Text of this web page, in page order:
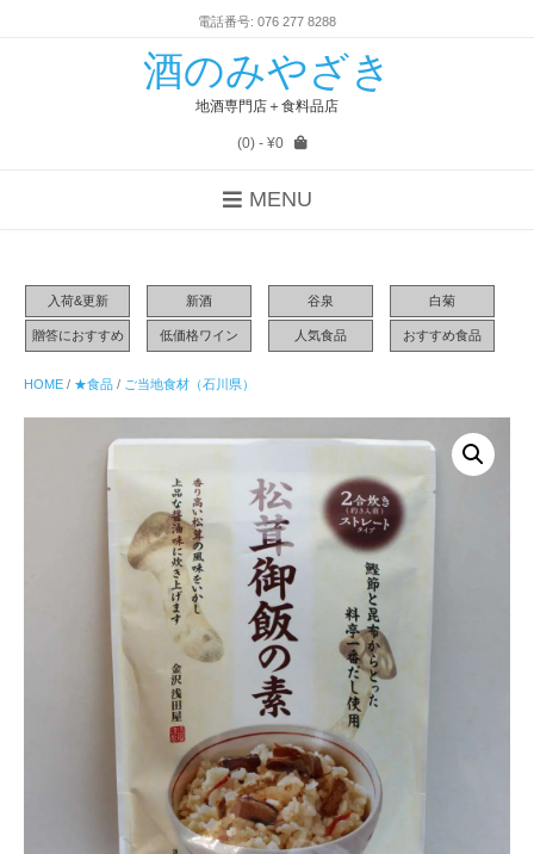
電話番号: 076 277 8288
酒のみやざき
地酒専門店＋食料品店
(0)- ¥0
MENU
入荷&更新 新酒 谷泉 白菊
贈答におすすめ 低価格ワイン 人気食品 おすすめ食品
HOME / ★食品 / ご当地食材（石川県）